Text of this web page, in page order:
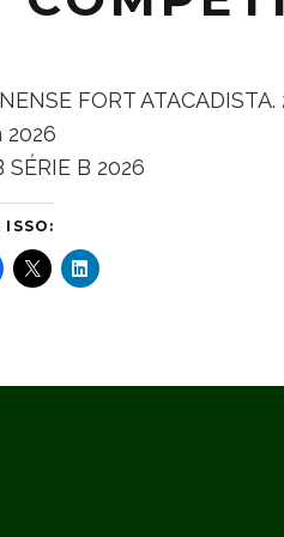
FORT ATACADISTA.
2026
SÉRIE B 2026
ISSO: